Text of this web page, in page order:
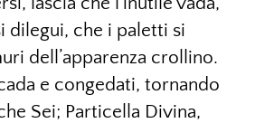
dilegui, che i paletti si
dell’apparenza crollino.
e congedati, tornando
Sei; Particella Divina,